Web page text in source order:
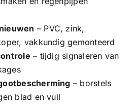
– PVC, zink,
, vakkundig gemonteerd
– tijdig signaleren van
– borstels
blad en vuil